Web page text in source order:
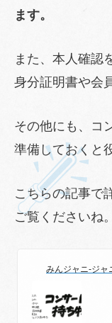
ます。
また、本人確認
身分証明書や会
その他にも、コ
準備しておくと
こちらの記事で
ご覧くださいね。
みんジャニ-ジャ